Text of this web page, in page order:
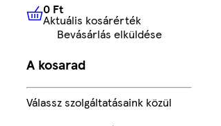
0 FtAktuális kosárérték
0 Ft
Aktuális kosárérték
Bevásárlás elküldése
A kosarad
Válassz szolgáltatásaink közül